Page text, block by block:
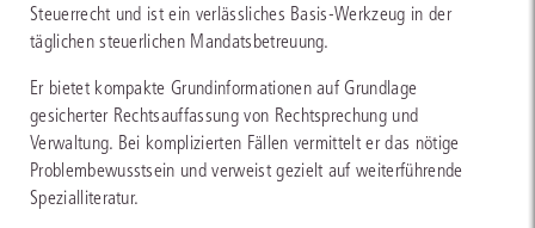
Steuerrecht und ist ein verlässliches Basis-Werkzeug in der
täglichen steuerlichen Mandatsbetreuung.
Er bietet kompakte Grundinformationen auf Grundlage
gesicherter Rechtsauffassung von Rechtsprechung und
Verwaltung. Bei komplizierten Fällen vermittelt er das nötige
Problembewusstsein und verweist gezielt auf weiterführende
Spezialliteratur.